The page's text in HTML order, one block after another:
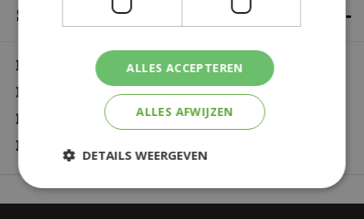
SPECIFICATIES
Merk Mica
Hoogte 13 cm
Diameter 13,5 cm
Kleur Groen
ALLES ACCEPTEREN
ALLES AFWIJZEN
DETAILS WEERGEVEN